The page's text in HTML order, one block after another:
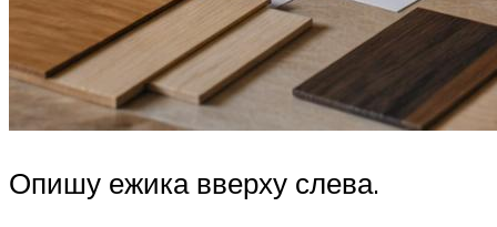
Опишу ежика вверху слева.